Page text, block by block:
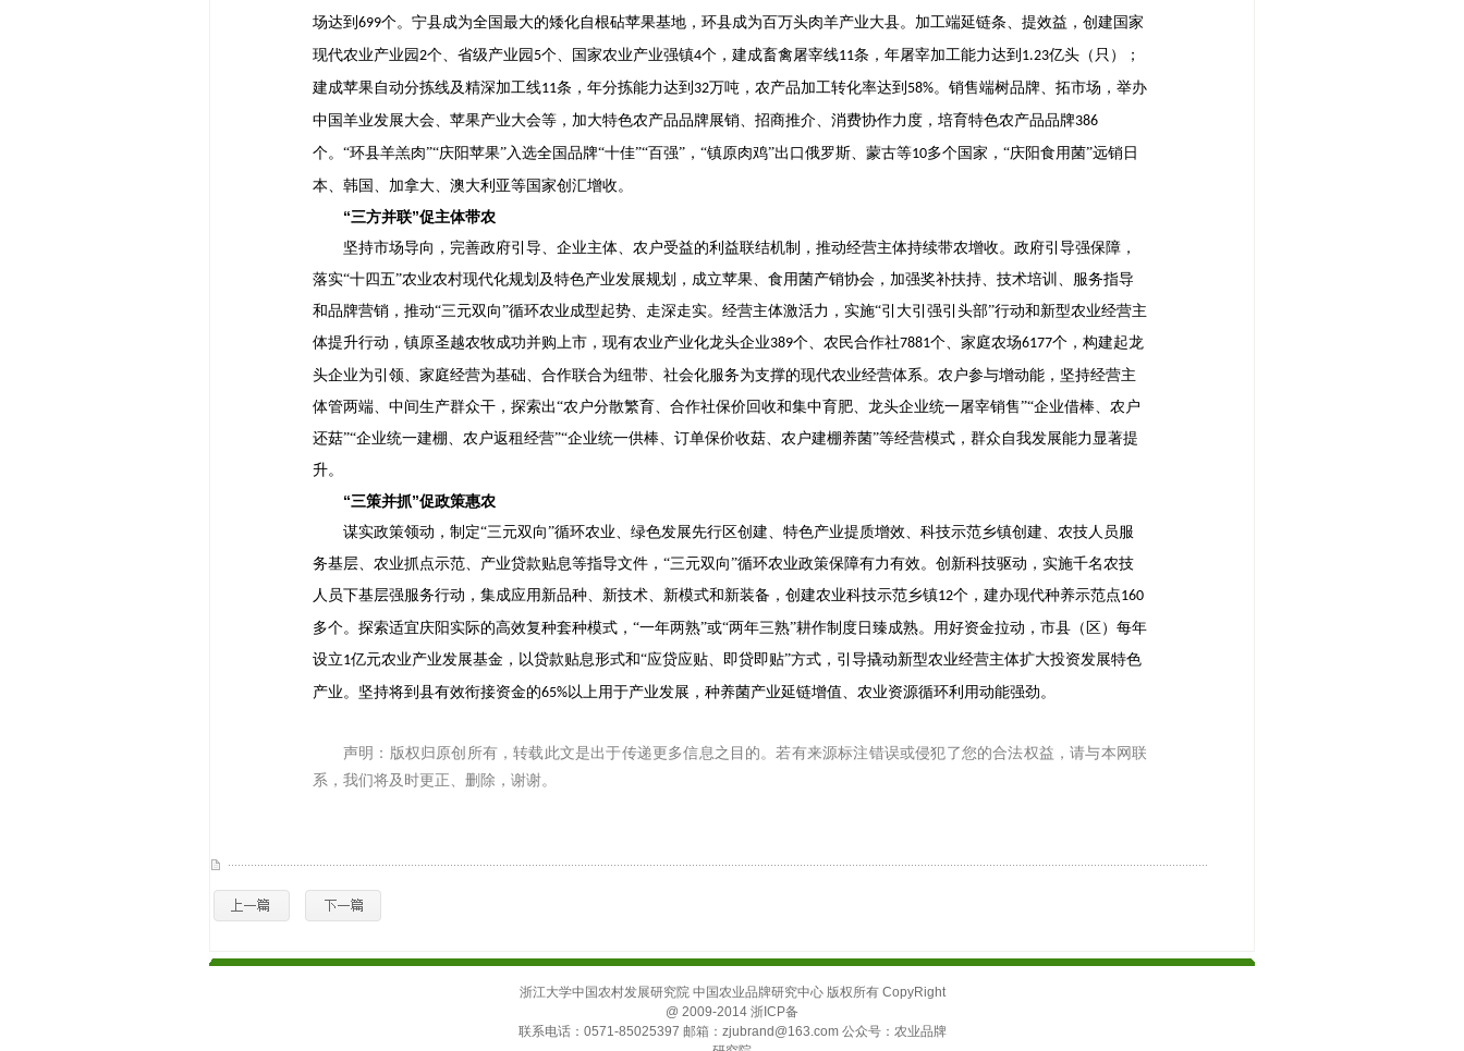
场达到 699个。宁县成为全国最大的矮化自根砧苹果基地，环县成为百万头肉羊产业大县。加工端延链条、提效益，创建国家
现代农业产业园 2个、省级产业园 5个、国家农业产业强镇4个，建成畜禽屠宰线11条，年屠宰加工能力达到 1.23亿头（只）；
建成苹果自动分拣线及精深加工线11条，年分拣能力达到 32万吨，农产品加工转化率达到 58%。销售端树品牌、拓市场，举办
中国羊业发展大会、苹果产业大会等，加大特色农产品品牌展销、招商推介、消费协作力度，培育特色农产品品牌386
个。“环县羊羔肉”“庆阳苹果”入选全国品牌“十佳”“百强”，“镇原肉鸡”出口俄罗斯、蒙古等10多个国家，“庆阳食用菌”远销日
本、韩国、加拿大、澳大利亚等国家创汇增收。
“三方并联”促主体带农
坚持市场导向，完善政府引导、企业主体、农户受益的利益联结机制，推动经营主体持续带农增收。政府引导强保障，
落实“十四五”农业农村现代化规划及特色产业发展规划，成立苹果、食用菌产销协会，加强奖补扶持、技术培训、服务指导
和品牌营销，推动“三元双向”循环农业成型起势、走深走实。经营主体激活力，实施“引大引强引头部”行动和新型农业经营主
体提升行动，镇原圣越农牧成功并购上市，现有农业产业化龙头企业389个、农民合作社7881个、家庭农场6177个，构建起龙
头企业为引领、家庭经营为基础、合作联合为纽带、社会化服务为支撑的现代农业经营体系。农户参与增动能，坚持经营主
体管两端、中间生产群众干，探索出“农户分散繁育、合作社保价回收和集中育肥、龙头企业统一屠宰销售”“企业借棒、农户
还菇”“企业统一建棚、农户返租经营”“企业统一供棒、订单保价收菇、农户建棚养菌”等经营模式，群众自我发展能力显著提
升。
“三策并抓”促政策惠农
谋实政策领动，制定“三元双向”循环农业、绿色发展先行区创建、特色产业提质增效、科技示范乡镇创建、农技人员服
务基层、农业抓点示范、产业贷款贴息等指导文件，“三元双向”循环农业政策保障有力有效。创新科技驱动，实施千名农技
人员下基层强服务行动，集成应用新品种、新技术、新模式和新装备，创建农业科技示范乡镇12个，建办现代种养示范点160
多个。探索适宜庆阳实际的高效复种套种模式，“一年两熟”或“两年三熟”耕作制度日臻成熟。用好资金拉动，市县（区）每年
设立1亿元农业产业发展基金，以贷款贴息形式和“应贷应贴、即贷即贴”方式，引导撬动新型农业经营主体扩大投资发展特色
产业。坚持将到县有效衔接资金的65%以上用于产业发展，种养菌产业延链增值、农业资源循环利用动能强劲。
声明：版权归原创所有，转载此文是出于传递更多信息之目的。若有来源标注错误或侵犯了您的合法权益，请与本网联
系，我们将及时更正、删除，谢谢。
浙江大学中国农村发展研究院 中国农业品牌研究中心 版权所有 CopyRight
@ 2009-2014 浙ICP备
联系电话：0571-85025397 邮箱：zjubrand@163.com 公众号：农业品牌